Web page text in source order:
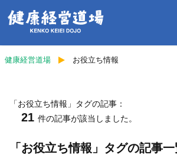
健康経営コラム
健康経営道場 お役立ち情報
「お役立ち情報」タグの記事：
21 件の記事が該当しました。
「お役立ち情報」タグの記事